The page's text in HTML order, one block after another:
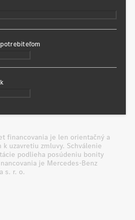
financovania je len orientačný a
k uzavretiu zmluvy. Schválenie
podlieha posúdeniu bonity
je Mercedes-Benz
s. r. o.